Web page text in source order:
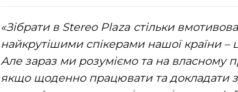
«Зібрати в Stereo Plaza стільки
найкрутішими спікерами нашої країни
Але зараз ми розуміємо та на власному
якщо щоденно працювати та докладати